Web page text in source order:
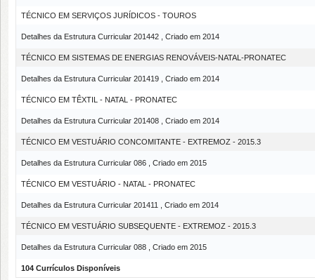
TÉCNICO EM SERVIÇOS JURÍDICOS - TOUROS
Detalhes da Estrutura Curricular 201442 , Criado em 2014
TÉCNICO EM SISTEMAS DE ENERGIAS RENOVÁVEIS-NATAL-PRONATEC
Detalhes da Estrutura Curricular 201419 , Criado em 2014
TÉCNICO EM TÊXTIL - NATAL - PRONATEC
Detalhes da Estrutura Curricular 201408 , Criado em 2014
TÉCNICO EM VESTUÁRIO CONCOMITANTE - EXTREMOZ - 2015.3
Detalhes da Estrutura Curricular 086 , Criado em 2015
TÉCNICO EM VESTUÁRIO - NATAL - PRONATEC
Detalhes da Estrutura Curricular 201411 , Criado em 2014
TÉCNICO EM VESTUÁRIO SUBSEQUENTE - EXTREMOZ - 2015.3
Detalhes da Estrutura Curricular 088 , Criado em 2015
104 Currículos Disponíveis